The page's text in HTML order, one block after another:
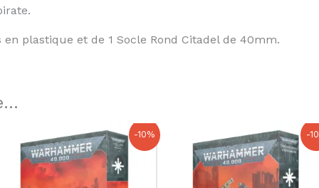
plastique et de 1 Socle Rond Citadel de 40mm.
-10%
prix
initial
était :
115,00 €.
Le
prix
actuel
est :
103,50 €.
-
prix
initial
était :
37,00 €.
Le
prix
actuel
est :
33,30 €.